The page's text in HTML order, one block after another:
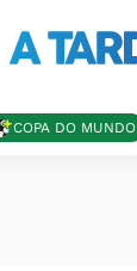
COPA DO MUNDO